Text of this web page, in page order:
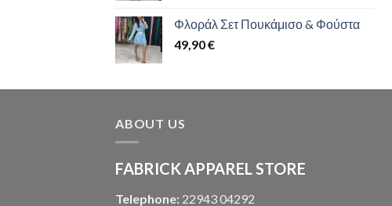
Φλοράλ Σετ Πουκάμισο & Φούστα
49,90€
ABOUT US
FABRICK APPAREL STORE
Telephone: 22943 04292